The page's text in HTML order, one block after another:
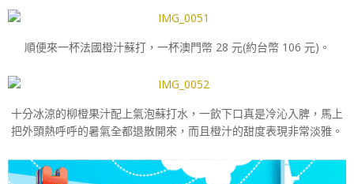
順便來一杯法國橙汁蘇打，一杯澳門幣 28 元(約台幣 106 元)。
十分冰涼的柳橙果汁配上氣泡蘇打水，一飲下口真是冷沁入脾，馬上
把外頭熱呼呼的暑氣全都退散開來，而且橙汁的甜度表現非常淡雅。